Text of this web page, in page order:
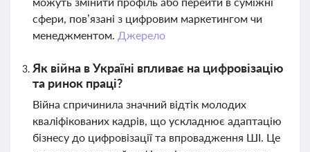
сфери, пов’язані з цифровим маркетингом чи
менеджментом. Джерело
Як війна в Україні впливає на цифровізацію
та ринок праці?
Війна спричинила значний відтік молодих
кваліфікованих кадрів, що ускладнює адаптацію
бізнесу до цифровізації та впровадження ШІ. Це